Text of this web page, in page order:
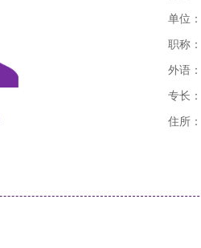
单位：
职称：
外语：
专长：
住所：